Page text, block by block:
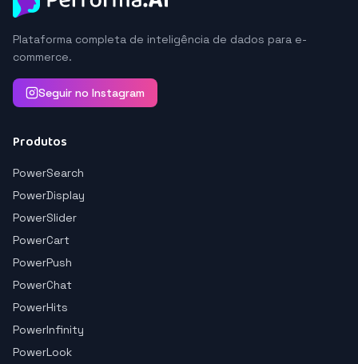
Plataforma completa de inteligência de dados para e-
commerce.
Seguir no Instagram
Produtos
PowerSearch
PowerDisplay
PowerSlider
PowerCart
PowerPush
PowerChat
PowerHits
PowerInfinity
PowerLook